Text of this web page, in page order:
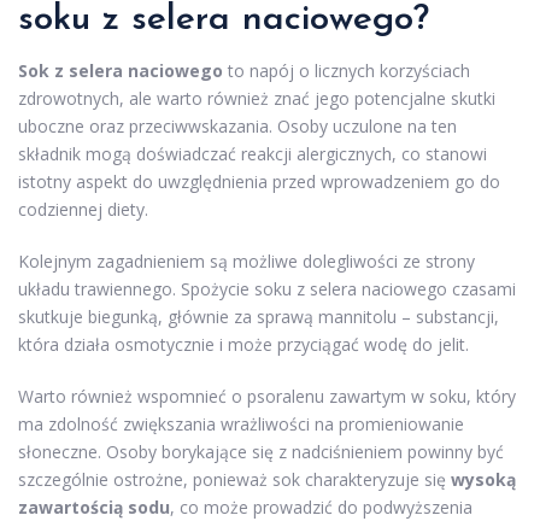
soku z selera naciowego?
Sok z selera naciowego to napój o licznych korzyściach
zdrowotnych, ale warto również znać jego potencjalne skutki
uboczne oraz przeciwwskazania. Osoby uczulone na ten
składnik mogą doświadczać reakcji alergicznych, co stanowi
istotny aspekt do uwzględnienia przed wprowadzeniem go do
codziennej diety.
Kolejnym zagadnieniem są możliwe dolegliwości ze strony
układu trawiennego. Spożycie soku z selera naciowego czasami
skutkuje biegunką, głównie za sprawą mannitolu – substancji,
która działa osmotycznie i może przyciągać wodę do jelit.
Warto również wspomnieć o psoralenu zawartym w soku, który
ma zdolność zwiększania wrażliwości na promieniowanie
słoneczne. Osoby borykające się z nadciśnieniem powinny być
szczególnie ostrożne, ponieważ sok charakteryzuje się wysoką
zawartością sodu, co może prowadzić do podwyższenia